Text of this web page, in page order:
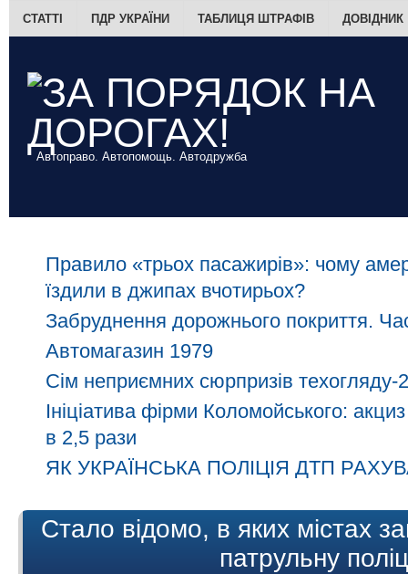
Автоправо. Автопомощь. Автодружба
СТАТТІ ПДР УКРАЇНИ ТАБЛИЦЯ ШТРАФІВ ДОВІДНИК
Правило «трьох пасажирів»: чому
їздили в джипах вчотирьох?
Забруднення дорожнього покриття.
Автомагазин 1979
Сім неприємних сюрпризів техогляду-
Ініціатива фірми Коломойського:
в 2,5 рази
ЯК УКРАЇНСЬКА ПОЛІЦІЯ ДТП
Стало відомо, в яких містах
патрульну